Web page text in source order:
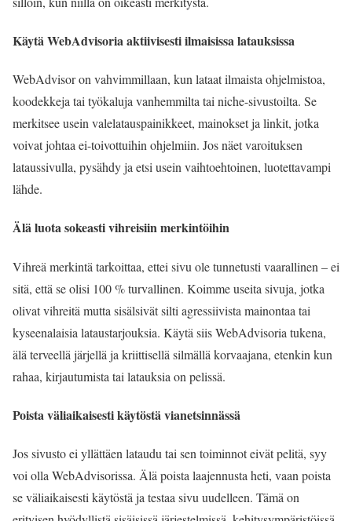
Käytä WebAdvisoria aktiivisesti ilmaisissa latauksissa
WebAdvisor on vahvimmillaan, kun lataat ilmaista ohjelmistoa,
koodekkeja tai työkaluja vanhemmilta tai niche-sivustoilta. Se
merkitsee usein valelatauspainikkeet, mainokset ja linkit, jotka
voivat johtaa ei-toivottuihin ohjelmiin. Jos näet varoituksen
lataussivulla, pysähdy ja etsi usein vaihtoehtoinen, luotettavampi
lähde.
Älä luota sokeasti vihreisiin merkintöihin
Vihreä merkintä tarkoittaa, ettei sivu ole tunnetusti vaarallinen – ei
sitä, että se olisi 100 % turvallinen. Koimme useita sivuja, jotka
olivat vihreitä mutta sisälsivät silti agressiivista mainontaa tai
kyseenalaisia lataustarjouksia. Käytä siis WebAdvisoria tukena,
älä terveellä järjellä ja kriittisellä silmällä korvaajana, etenkin kun
rahaa, kirjautumista tai latauksia on pelissä.
Poista väliaikaisesti käytöstä vianetsinnässä
Jos sivusto ei yllättäen lataudu tai sen toiminnot eivät pelitä, syy
voi olla WebAdvisorissa. Älä poista laajennusta heti, vaan poista
se väliaikaisesti käytöstä ja testaa sivu uudelleen. Tämä on